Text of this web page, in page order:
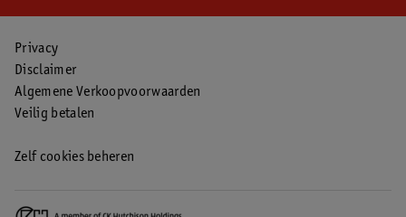
Privacy
Disclaimer
Algemene Verkoopvoorwaarden
Veilig betalen
Zelf cookies beheren